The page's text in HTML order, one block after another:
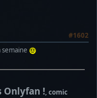
#1602
Onlyfan !, comic